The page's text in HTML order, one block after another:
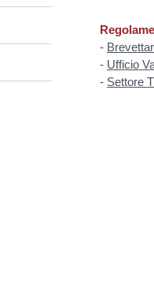
-
- Ufficio
- Settore